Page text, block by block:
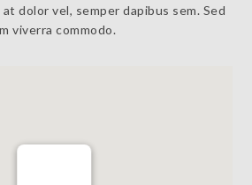
dolor vel, semper dapibus sem. Sed
viverra commodo.